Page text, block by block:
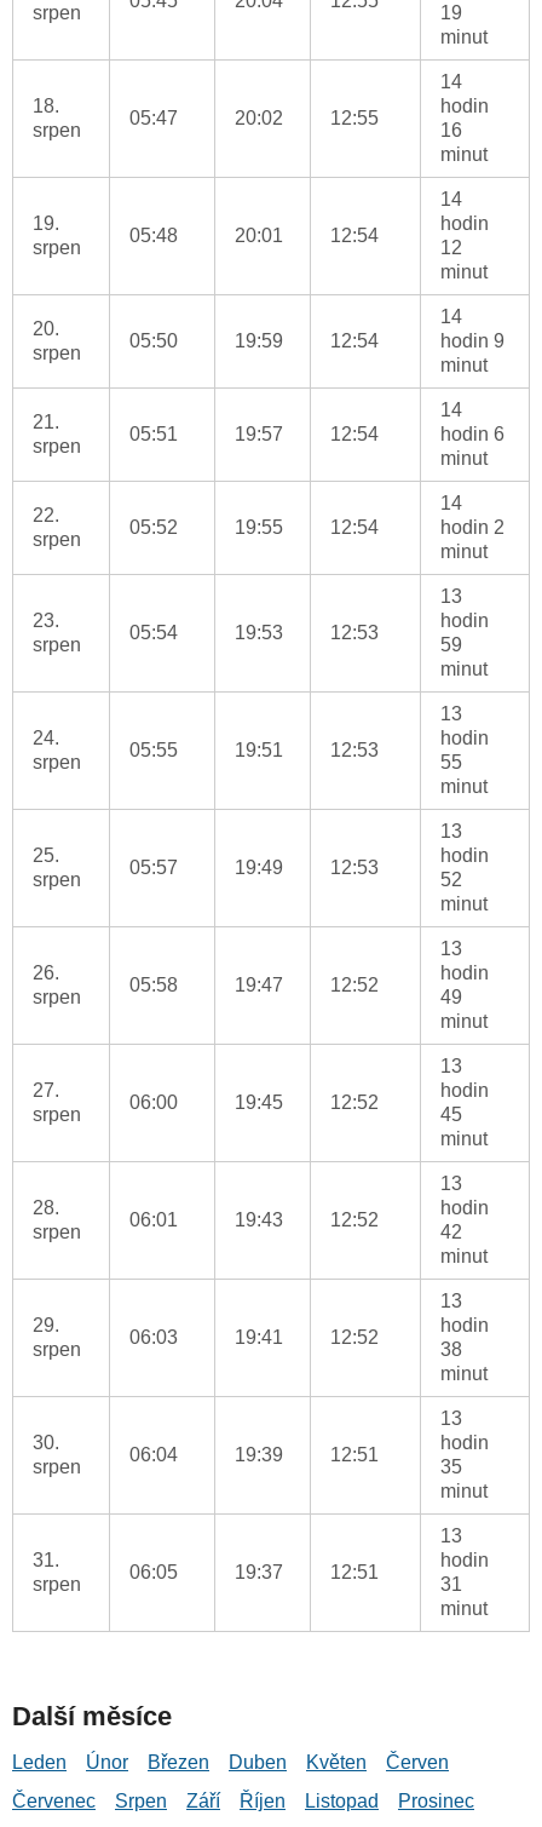
srpen
19
minut
18.
srpen
05:47 20:02 12:55
14
hodin
16
minut
19.
srpen
05:48 20:01 12:54
14
hodin
12
minut
20.
srpen
05:50 19:59 12:54
14
hodin 9
minut
21.
srpen
05:51 19:57 12:54
14
hodin 6
minut
22.
srpen
05:52 19:55 12:54
14
hodin 2
minut
23.
srpen
05:54 19:53 12:53
13
hodin
59
minut
24.
srpen
05:55 19:51 12:53
13
hodin
55
minut
25.
srpen
05:57 19:49 12:53
13
hodin
52
minut
26.
srpen
05:58 19:47 12:52
13
hodin
49
minut
27.
srpen
06:00 19:45 12:52
13
hodin
45
minut
28.
srpen
06:01 19:43 12:52
13
hodin
42
minut
29.
srpen
06:03 19:41 12:52
13
hodin
38
minut
30.
srpen
06:04 19:39 12:51
13
hodin
35
minut
31.
srpen
06:05 19:37 12:51
13
hodin
31
minut
Další měsíce
Leden Únor Březen Duben Květen
Červen
Červenec
Srpen Září Říjen Listopad Prosinec